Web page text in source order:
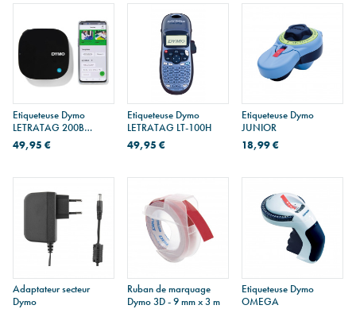
Etiqueteuse Dymo
LETRATAG 200B
Bluetooth
49,95 €
Etiqueteuse Dymo
LETRATAG LT-100H
49,95 €
Etiqueteuse Dymo
JUNIOR
18,99 €
Adaptateur secteur
Dymo
Ruban de marquage
Dymo 3D - 9 mm x 3 m
Etiqueteuse Dymo
OMEGA